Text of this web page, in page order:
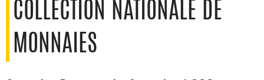
COLLECTION NATIONALE DE
MONNAIES